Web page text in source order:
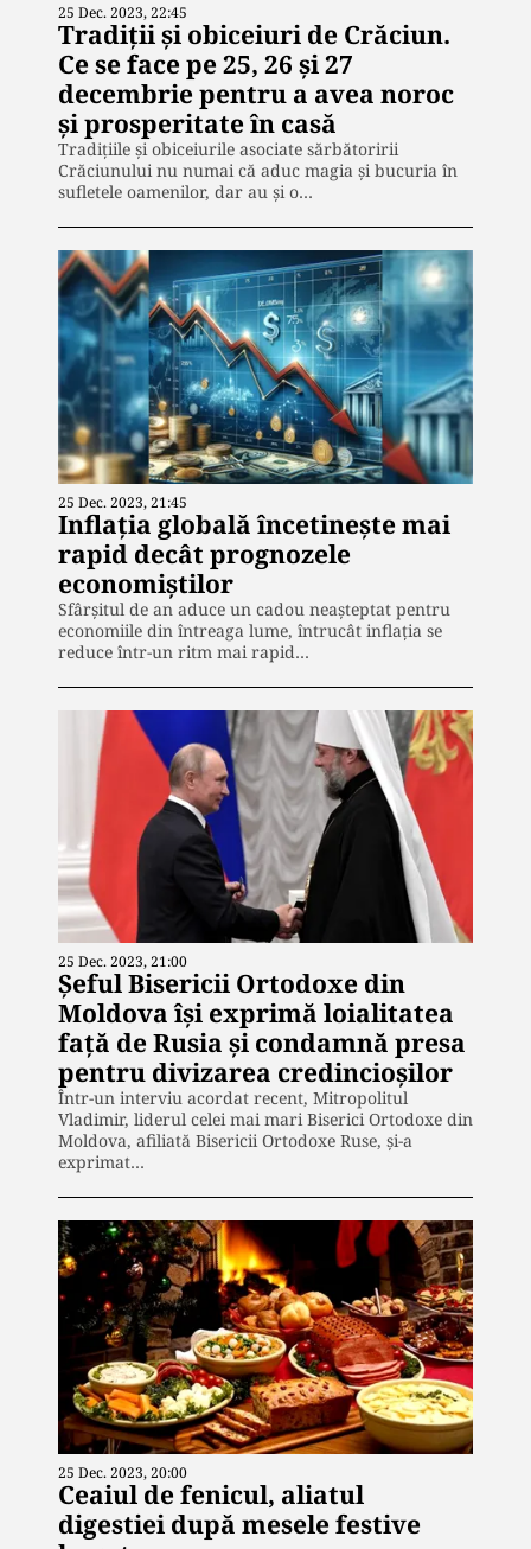
25 Dec. 2023, 22:45
Tradiții și obiceiuri de Crăciun.
Ce se face pe 25, 26 și 27
decembrie pentru a avea noroc
și prosperitate în casă
Tradițiile și obiceiurile asociate sărbătoririi
Crăciunului nu numai că aduc magia și bucuria în
sufletele oamenilor, dar au și o…
25 Dec. 2023, 21:45
Inflația globală încetinește mai
rapid decât prognozele
economiștilor
Sfârșitul de an aduce un cadou neașteptat pentru
economiile din întreaga lume, întrucât inflația se
reduce într-un ritm mai rapid…
25 Dec. 2023, 21:00
Șeful Bisericii Ortodoxe din
Moldova își exprimă loialitatea
față de Rusia și condamnă presa
pentru divizarea credincioșilor
Într-un interviu acordat recent, Mitropolitul
Vladimir, liderul celei mai mari Biserici Ortodoxe din
Moldova, afiliată Bisericii Ortodoxe Ruse, și-a
exprimat…
25 Dec. 2023, 20:00
Ceaiul de fenicul, aliatul
digestiei după mesele festive